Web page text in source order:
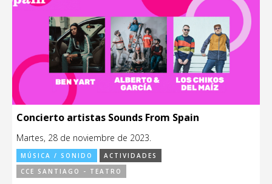
Concierto artistas Sounds From Spain
Martes, 28 de noviembre de 2023.
MÚSICA / SONIDO
ACTIVIDADES
CCE SANTIAGO - TEATRO